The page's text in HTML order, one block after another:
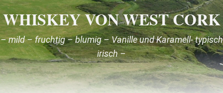
WHISKEY VON WEST CORK
– mild – fruchtig – blumig – Vanille und Karamell- typisch
irisch –